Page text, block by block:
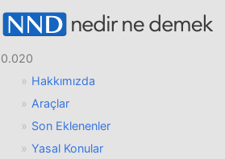
0.020
Hakkımızda
Araçlar
Son Eklenenler
Yasal Konular